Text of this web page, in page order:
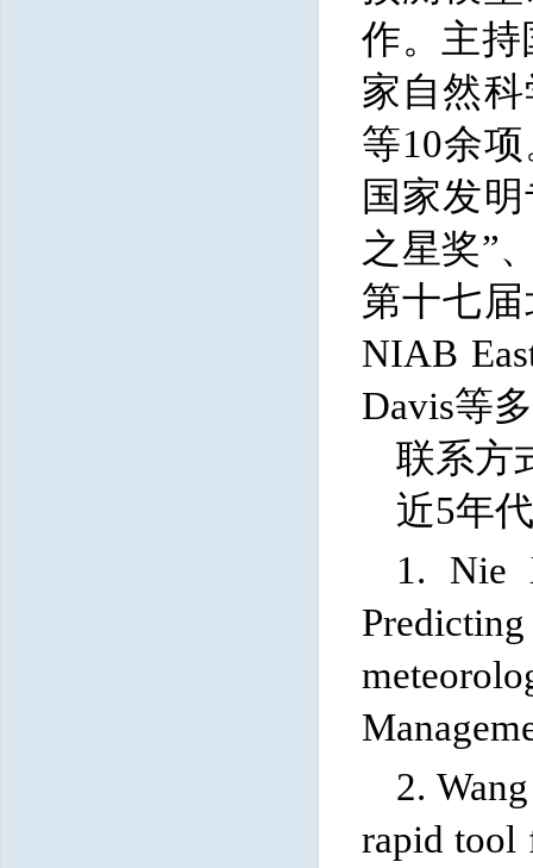
作。主持
家自然
等10余
国家发
之星奖”
第十七
NIAB
Davis等
联系方
近5年
1. Nie
2.
rapid tool